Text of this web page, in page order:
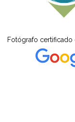
Fotógrafo